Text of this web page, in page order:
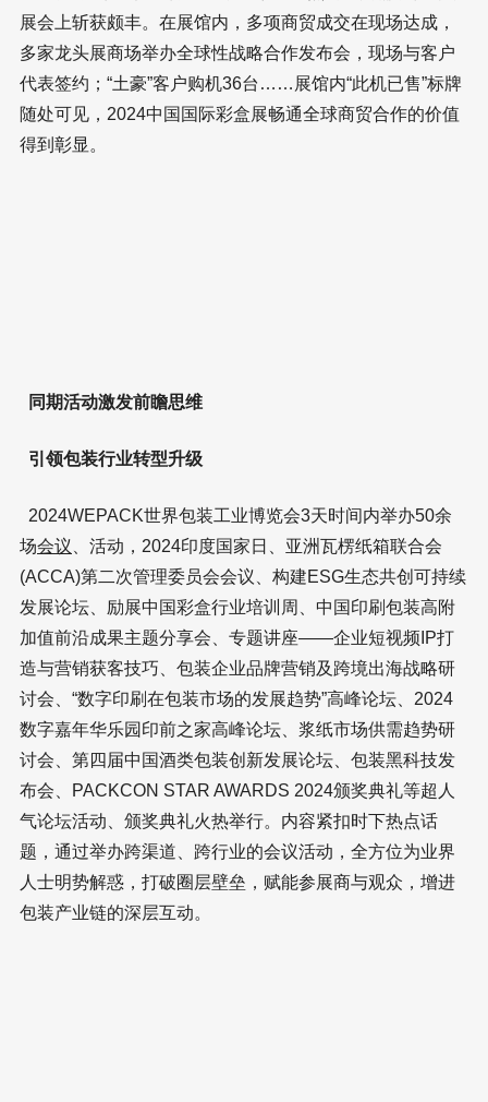
展会上斩获颇丰。在展馆内，多项商贸成交在现场达成，
多家龙头展商场举办全球性战略合作发布会，现场与客户
代表签约；“土豪”客户购机36台……展馆内“此机已售”标牌
随处可见，2024中国国际彩盒展畅通全球商贸合作的价值
得到彰显。
同期活动激发前瞻思维
引领包装行业转型升级
2024WEPACK世界包装工业博览会3天时间内举办50余
场会议 、活动，2024印度国家日、亚洲瓦楞纸箱联合会
(ACCA)第二次管理委员会会议、构建ESG生态共创可持续
发展论坛、励展中国彩盒行业培训周、中国印刷包装高附
加值前沿成果主题分享会、专题讲座——企业短视频IP打
造与营销获客技巧、包装企业品牌营销及跨境出海战略研
讨会、“数字印刷在包装市场的发展趋势”高峰论坛、2024
数字嘉年华乐园印前之家高峰论坛、浆纸市场供需趋势研
讨会、第四届中国酒类包装创新发展论坛、包装黑科技发
布会、PACKCON STAR AWARDS 2024颁奖典礼等超人
气论坛活动、颁奖典礼火热举行。内容紧扣时下热点话
题，通过举办跨渠道、跨行业的会议活动，全方位为业界
人士明势解惑，打破圈层壁垒，赋能参展商与观众，增进
包装产业链的深层互动。